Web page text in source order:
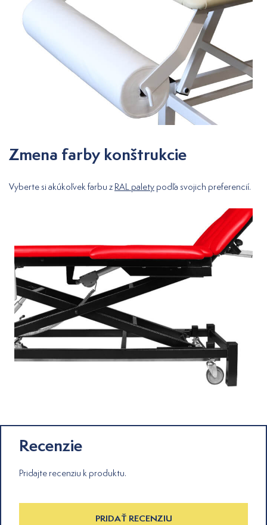
Zmena farby konštrukcie
Vyberte si akúkoľvek farbu z RAL palety podľa svojich preferencií.
Recenzie
Pridajte recenziu k produktu.
PRIDAŤ RECENZIU